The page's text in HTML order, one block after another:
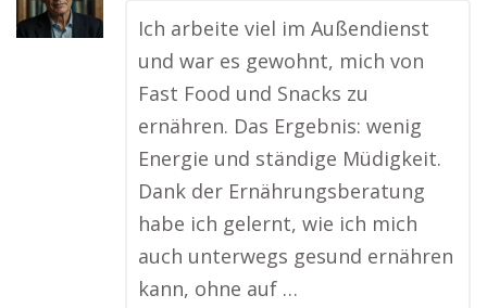
Ich arbeite viel im Außendienst
und war es gewohnt, mich von
Fast Food und Snacks zu
ernähren. Das Ergebnis: wenig
Energie und ständige Müdigkeit.
Dank der Ernährungsberatung
habe ich gelernt, wie ich mich
auch unterwegs gesund ernähren
kann, ohne auf …